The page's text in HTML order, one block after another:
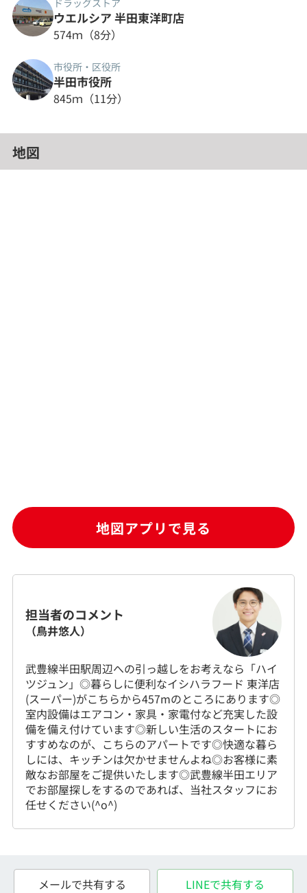
ウエルシア 半田東洋町店
574ｍ（8分）
市役所・区役所
半田市役所
845ｍ（11分）
地図
地図アプリで見る
担当者のコメント
（鳥井悠人）
武豊線半田駅周辺への引っ越しをお考えなら「ハイ
ツジュン」◎暮らしに便利なイシハラフード 東洋店
(スーパー)がこちらから457mのところにあります◎
室内設備はエアコン・家具・家電付など充実した設
備を備え付けています◎新しい生活のスタートにお
すすめなのが、こちらのアパートです◎快適な暮ら
しには、キッチンは欠かせませんよね◎お客様に素
敵なお部屋をご提供いたします◎武豊線半田エリア
でお部屋探しをするのであれば、当社スタッフにお
任せください(^o^)
メールで共有する LINEで共有する